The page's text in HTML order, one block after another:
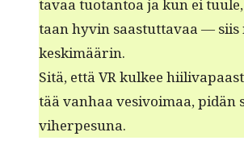
tavaa tuotan­toa ja kun ei
taan hyvin saas­tut­tavaa — siis
keskimäärin.
Sitä, että VR kul­kee
tää van­haa vesivoimaa, pidän
viherpesuna.